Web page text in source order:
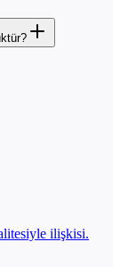
ilişkisi.